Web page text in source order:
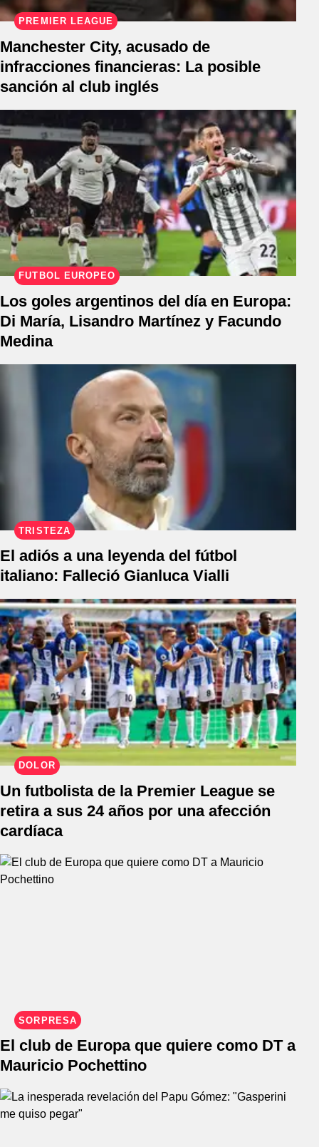
PREMIER LEAGUE
Manchester City, acusado de
infracciones financieras: La posible
sanción al club inglés
FÚTBOL EUROPEO
Los goles argentinos del día en Europa:
Di María, Lisandro Martínez y Facundo
Medina
TRISTEZA
El adiós a una leyenda del fútbol
italiano: Falleció Gianluca Vialli
DOLOR
Un futbolista de la Premier League se
retira a sus 24 años por una afección
cardíaca
SORPRESA
El club de Europa que quiere como DT a
Mauricio Pochettino